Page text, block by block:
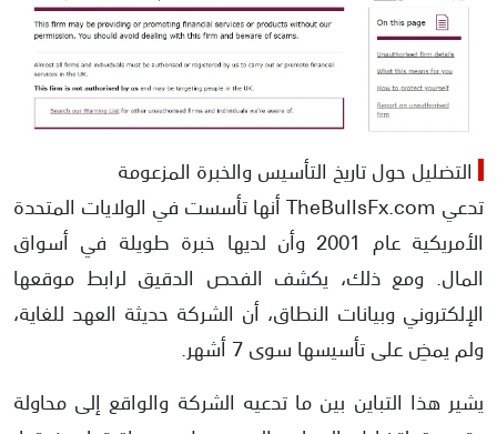
التضليل حول تاريخ التأسيس والخبرة المزعومة
تدعي TheBullsFx.com أنها تأسست في الولايات المتحدة
الأمريكية عام 2001 وأن لديها خبرة طويلة في أسواق
المال. ومع ذلك، يكشف الفحص الدقيق لرابط موقعها
الإلكتروني وبيانات النطاق، أن الشركة حديثة العهد للغاية،
ولم يمضِ على تأسيسها سوى 7 أشهر.
يشير هذا التباين بين ما تدعيه الشركة والواقع إلى محاولة